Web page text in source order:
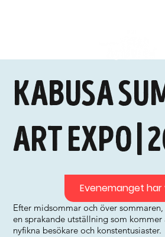
kabusa
art expo |
Efter midsommar och över
en sprakande utställning som
nyfikna besökare och konstentusiaster.
Evenemanget har